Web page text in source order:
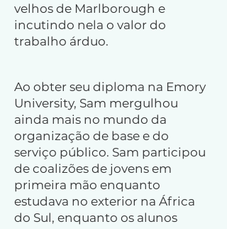
velhos de Marlborough e
incutindo nela o valor do
trabalho árduo.
Ao obter seu diploma na Emory
University, Sam mergulhou
ainda mais no mundo da
organização de base e do
serviço público. Sam participou
de coalizões de jovens em
primeira mão enquanto
estudava no exterior na África
do Sul, enquanto os alunos